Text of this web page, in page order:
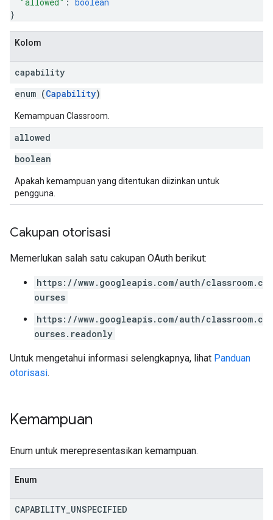
}
Kolom
capability
enum (Capability)
Kemampuan Classroom.
allowed
boolean
Apakah kemampuan yang ditentukan diizinkan untuk
pengguna.
Cakupan otorisasi
Memerlukan salah satu cakupan OAuth berikut:
https://www.googleapis.com/auth/classroom.c
ourses
https://www.googleapis.com/auth/classroom.c
ourses.readonly
Untuk mengetahui informasi selengkapnya, lihat Panduan
otorisasi.
Kemampuan
Enum untuk merepresentasikan kemampuan.
Enum
CAPABILITY UNSPECIFIED